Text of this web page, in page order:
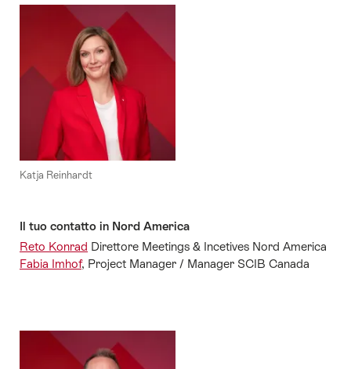
Katja Reinhardt
Il tuo contatto in Nord America
Reto Konrad Direttore Meetings & Incetives Nord America
Fabia Imhof, Project Manager / Manager SCIB Canada